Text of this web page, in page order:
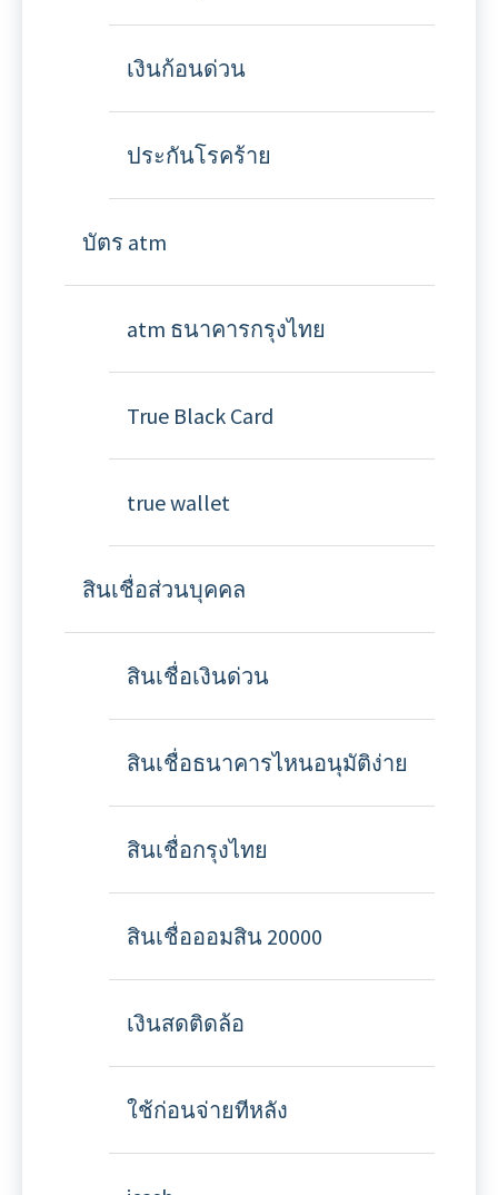
เงินก้อนด่วน
ประกันโรคร้าย
บัตร atm
atm ธนาคารกรุงไทย
True Black Card
true wallet
สินเชื่อส่วนบุคคล
สินเชื่อเงินด่วน
สินเชื่อธนาคารไหนอนุมัติง่าย
สินเชื่อกรุงไทย
สินเชื่อออมสิน 20000
เงินสดติดล้อ
ใช้ก่อนจ่ายทีหลัง